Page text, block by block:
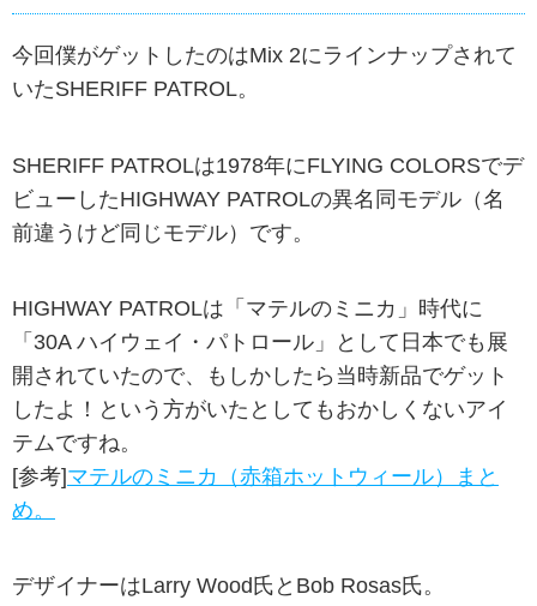
今回僕がゲットしたのはMix 2にラインナップされて
いたSHERIFF PATROL。
SHERIFF PATROLは1978年にFLYING COLORSでデ
ビューしたHIGHWAY PATROLの異名同モデル（名
前違うけど同じモデル）です。
HIGHWAY PATROLは「マテルのミニカ」時代に
「30A ハイウェイ・パトロール」として日本でも展
開されていたので、もしかしたら当時新品でゲット
したよ！という方がいたとしてもおかしくないアイ
テムですね。
[参考]マテルのミニカ（赤箱ホットウィール）まと
め。
デザイナーはLarry Wood氏とBob Rosas氏。